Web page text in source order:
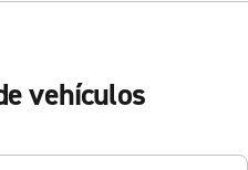
vehículos